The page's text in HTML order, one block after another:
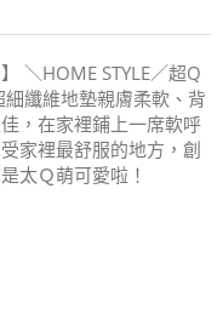
＼HOME STYLE／超Q
纖維地墊親膚柔軟、背
，在家裡鋪上一席軟呼
家裡最舒服的地方，創
太Ｑ萌可愛啦！